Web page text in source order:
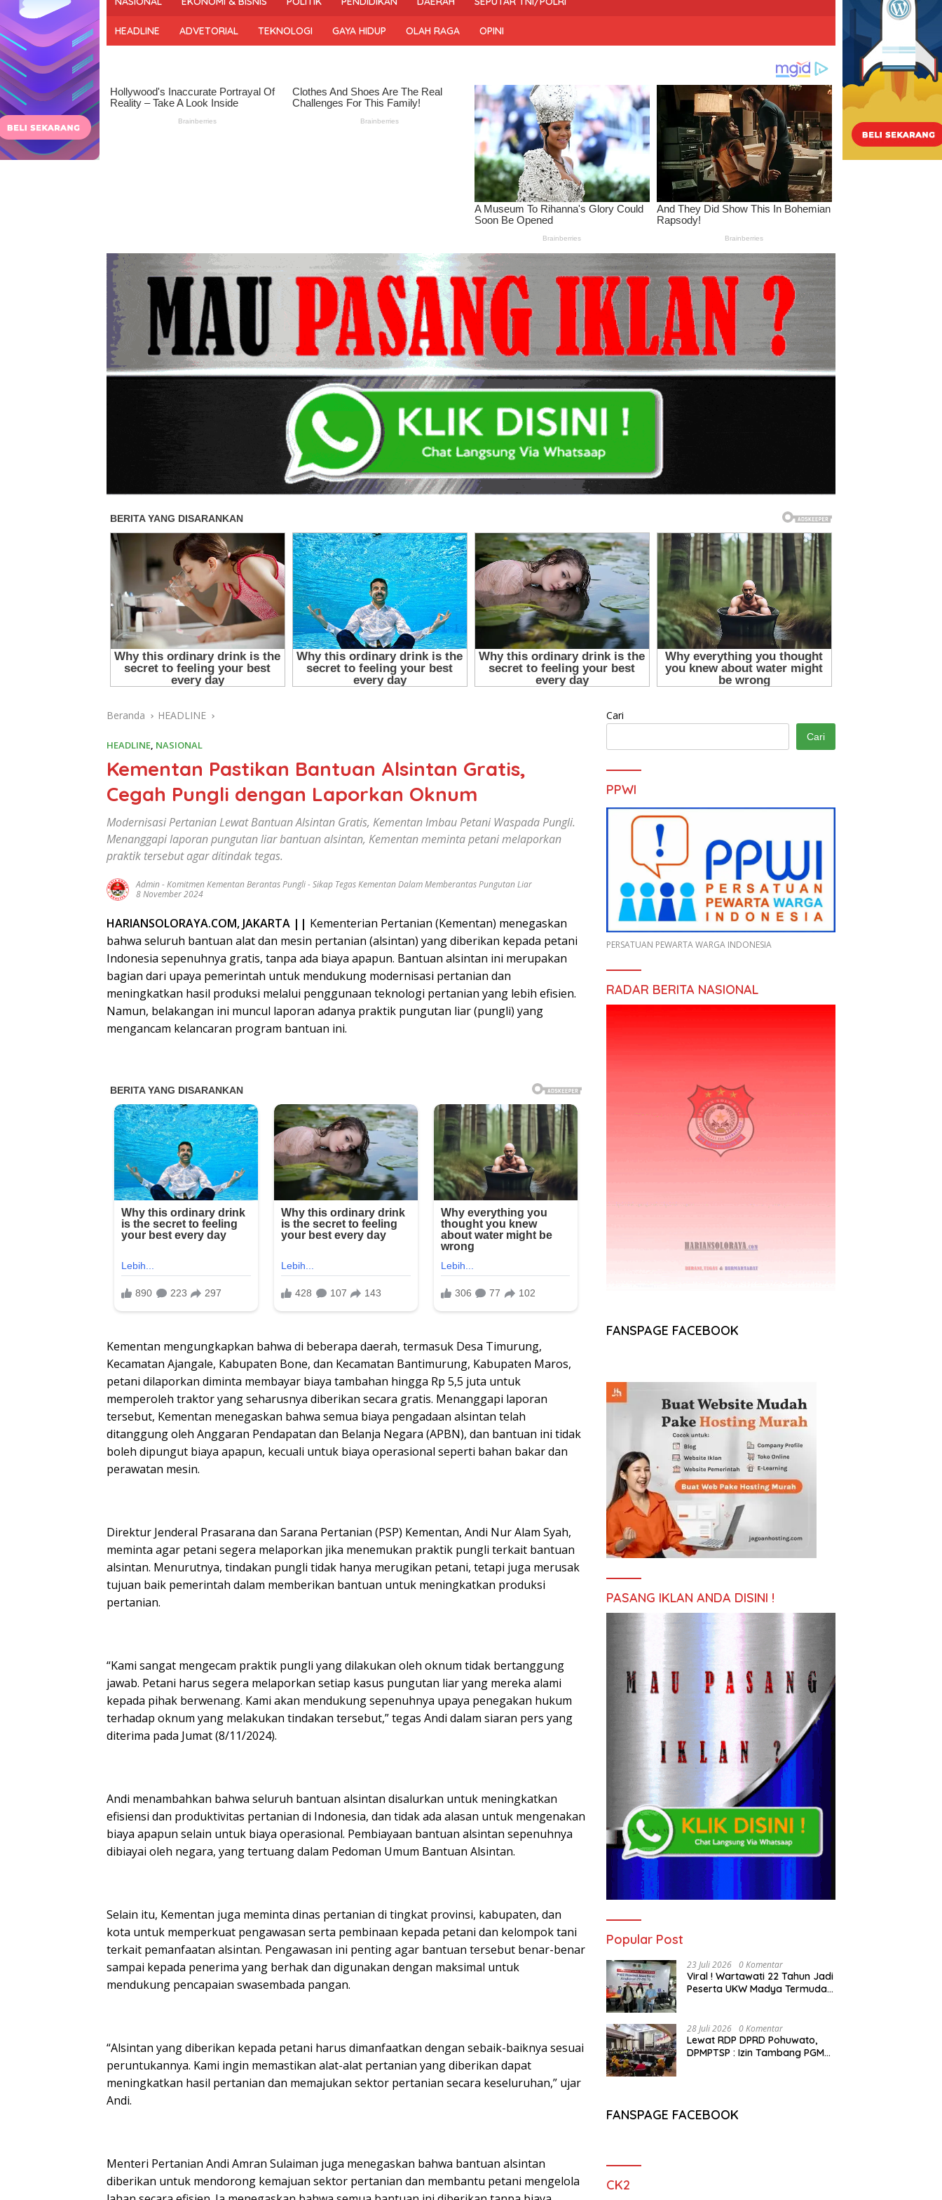
Bermartabat
HEADLINE ADVETORIAL TEKNOLOGI GAYA HIDUP OLAH RAGA OPINI
Beranda HEADLINE
HEADLINE, NASIONAL
Kementan Pastikan Bantuan Alsintan Gratis,
Cegah Pungli dengan Laporkan Oknum
Modernisasi Pertanian Lewat Bantuan Alsintan Gratis, Kementan Imbau Petani Waspada Pungli.
Menanggapi laporan pungutan liar bantuan alsintan, Kementan meminta petani melaporkan
praktik tersebut agar ditindak tegas.
Admin-Komitmen Kementan Berantas Pungli - Sikap Tegas Kementan Dalam Memberantas Pungutan Liar
8 November 2024
HARIANSOLORAYA.COM, JAKARTA || Kementerian Pertanian (Kementan) menegaskan
bahwa seluruh bantuan alat dan mesin pertanian (alsintan) yang diberikan kepada petani
Indonesia sepenuhnya gratis, tanpa ada biaya apapun. Bantuan alsintan ini merupakan
bagian dari upaya pemerintah untuk mendukung modernisasi pertanian dan
meningkatkan hasil produksi melalui penggunaan teknologi pertanian yang lebih efisien.
Namun, belakangan ini muncul laporan adanya praktik pungutan liar (pungli) yang
mengancam kelancaran program bantuan ini.
Kementan mengungkapkan bahwa di beberapa daerah, termasuk Desa Timurung,
Kecamatan Ajangale, Kabupaten Bone, dan Kecamatan Bantimurung, Kabupaten Maros,
petani dilaporkan diminta membayar biaya tambahan hingga Rp 5,5 juta untuk
memperoleh traktor yang seharusnya diberikan secara gratis. Menanggapi laporan
tersebut, Kementan menegaskan bahwa semua biaya pengadaan alsintan telah
ditanggung oleh Anggaran Pendapatan dan Belanja Negara (APBN), dan bantuan ini tidak
boleh dipungut biaya apapun, kecuali untuk biaya operasional seperti bahan bakar dan
perawatan mesin.
Direktur Jenderal Prasarana dan Sarana Pertanian (PSP) Kementan, Andi Nur Alam Syah,
meminta agar petani segera melaporkan jika menemukan praktik pungli terkait bantuan
alsintan. Menurutnya, tindakan pungli tidak hanya merugikan petani, tetapi juga merusak
tujuan baik pemerintah dalam memberikan bantuan untuk meningkatkan produksi
pertanian.
“Kami sangat mengecam praktik pungli yang dilakukan oleh oknum tidak bertanggung
jawab. Petani harus segera melaporkan setiap kasus pungutan liar yang mereka alami
kepada pihak berwenang. Kami akan mendukung sepenuhnya upaya penegakan hukum
terhadap oknum yang melakukan tindakan tersebut,” tegas Andi dalam siaran pers yang
diterima pada Jumat (8/11/2024).
Andi menambahkan bahwa seluruh bantuan alsintan disalurkan untuk meningkatkan
efisiensi dan produktivitas pertanian di Indonesia, dan tidak ada alasan untuk mengenakan
biaya apapun selain untuk biaya operasional. Pembiayaan bantuan alsintan sepenuhnya
dibiayai oleh negara, yang tertuang dalam Pedoman Umum Bantuan Alsintan.
Selain itu, Kementan juga meminta dinas pertanian di tingkat provinsi, kabupaten, dan
kota untuk memperkuat pengawasan serta pembinaan kepada petani dan kelompok tani
terkait pemanfaatan alsintan. Pengawasan ini penting agar bantuan tersebut benar-benar
sampai kepada penerima yang berhak dan digunakan dengan maksimal untuk
mendukung pencapaian swasembada pangan.
“Alsintan yang diberikan kepada petani harus dimanfaatkan dengan sebaik-baiknya sesuai
peruntukannya. Kami ingin memastikan alat-alat pertanian yang diberikan dapat
meningkatkan hasil pertanian dan memajukan sektor pertanian secara keseluruhan,” ujar
Andi.
Menteri Pertanian Andi Amran Sulaiman juga menegaskan bahwa bantuan alsintan
diberikan untuk mendorong kemajuan sektor pertanian dan membantu petani mengelola
Cari
Cari
PPWI
PERSATUAN PEWARTA WARGA INDONESIA
RADAR BERITA NASIONAL
FANSPAGE FACEBOOK
PASANG IKLAN ANDA DISINI !
Popular Post
23 Juli 2026 0 Komentar
Viral ! Wartawati 22 Tahun Jadi
Peserta UKW Madya Termuda
28 Juli 2026 0 Komentar
Lewat RDP DPRD Pohuwato,
DPMPTSP : Izin Tambang PGM
FANSPAGE FACEBOOK
CK2